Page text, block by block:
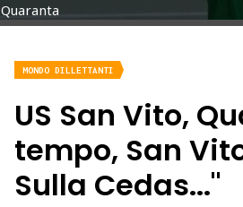
Quaranta
MONDO DILLETTANTI
US San Vito,
tempo, San
Sulla Cedas..."